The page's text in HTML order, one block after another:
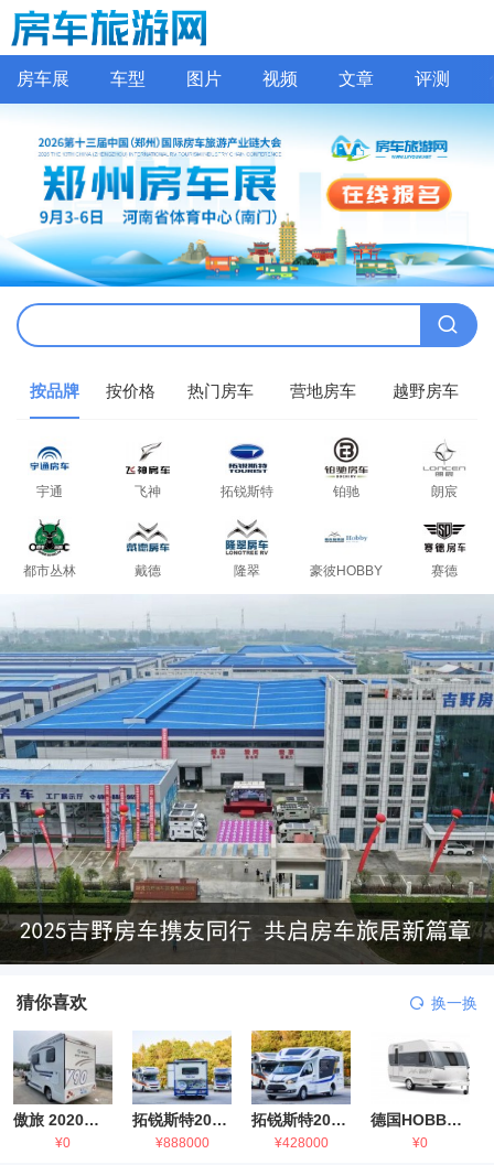
房车展 车型 图片 视频 文章 评测
按品牌 按价格 热门房车 营地房车 越野房车
宇通 飞神 拓锐斯特 铂驰 朗宸
都市丛林 戴德 隆翠 豪彼HOBBY 赛德
猜你喜欢 换一换
傲旅 2020金旅国六海狮房车
¥0
拓锐斯特2021款进口依维柯房车
¥888000
拓锐斯特2021款 福特T型锐典版房车
¥428000
德国HOBBY拖挂房车豪华版
¥0